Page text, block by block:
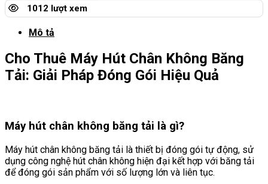
1012 lượt xem
Mô tả
Cho Thuê Máy Hút Chân Không Băng
Tải: Giải Pháp Đóng Gói Hiệu Quả
Máy hút chân không băng tải là gì?
Máy hút chân không băng tải là thiết bị đóng gói tự động, sử
dụng công nghệ hút chân không hiện đại kết hợp với băng tải
để đóng gói sản phẩm với số lượng lớn và liên tục.